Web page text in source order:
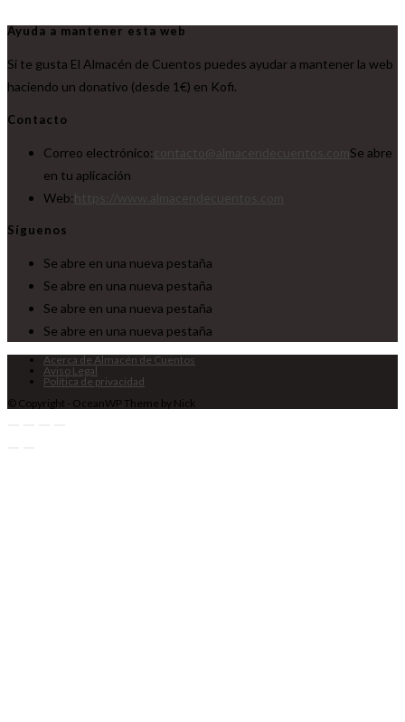
Ayuda a mantener esta web
Si te gusta El Almacén de Cuentos puedes ayudar a mantener la web
haciendo un donativo (desde 1€) en Kofi.
Contacto
Correo electrónico:
Se abre
en tu aplicación
Web:
Síguenos
Se abre en una nueva pestaña
Se abre en una nueva pestaña
Se abre en una nueva pestaña
Se abre en una nueva pestaña
Acerca de Almacén de Cuentos
Aviso Legal
Política de privacidad
© Copyright - OceanWP Theme by Nick